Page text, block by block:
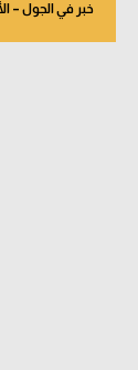
خبر في الجول –